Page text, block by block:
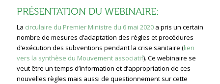
PRÉSENTATION DU WEBINAIRE:
La circulaire du Premier Ministre du 6 mai 2020a pris un certain
nombre de mesures d’adaptation des règles et procédures
d’exécution des subventions pendant la crise sanitaire (lien
vers la synthèse du Mouvement associatif). Ce webinaire se
veut être un temps d’information et d’appropriation de ces
nouvelles règles mais aussi de questionnement sur cette